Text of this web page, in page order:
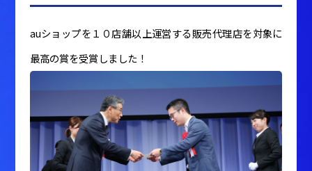
auショップを１０店舗以上運営する販売代理店を対象に
最高の賞を受賞しました！